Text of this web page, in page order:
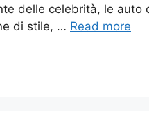
delle celebrità, le
di stile, … Read more